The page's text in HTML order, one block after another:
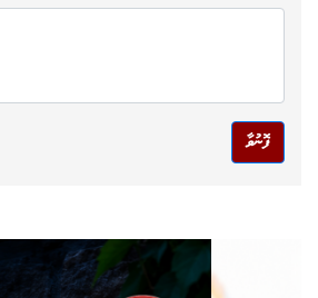
ފޮނުވާ